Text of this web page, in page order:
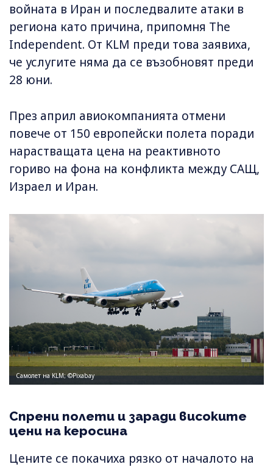
войната в Иран и последвалите атаки в
региона като причина, припомня The
Independent. От KLM преди това заявиха,
че услугите няма да се възобновят преди
28 юни.
През април авиокомпанията отмени
повече от 150 европейски полета поради
нарастващата цена на реактивното
гориво на фона на конфликта между САЩ,
Израел и Иран.
Самолет на KLM; ©Pixabay
Спрени полети и заради високите
цени на керосина
Цените се покачиха рязко от началото на